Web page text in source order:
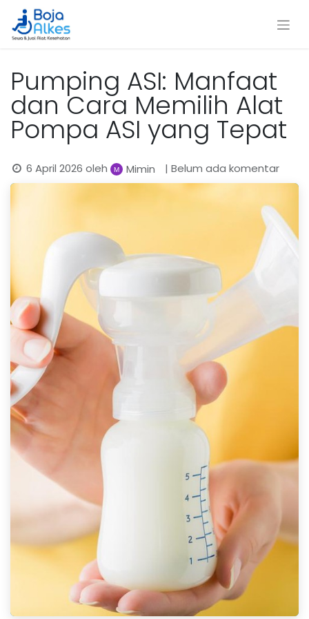
Pumping ASI: Manfaat
dan Cara Memilih Alat
Pompa ASI yang Tepat
6 April 2026 oleh Mimin | Belum ada komentar